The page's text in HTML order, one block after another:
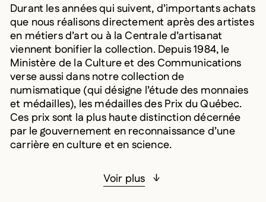
Durant les années qui suivent, d’importants achats
que nous réalisons directement après des artistes
en métiers d’art ou à la Centrale d’artisanat
viennent bonifier la collection. Depuis 1984, le
Ministère de la Culture et des Communications
verse aussi dans notre collection de
numismatique (qui désigne l’étude des monnaies
et médailles), les médailles des Prix du Québec.
Ces prix sont la plus haute distinction décernée
par le gouvernement en reconnaissance d’une
carrière en culture et en science.
Voir plus